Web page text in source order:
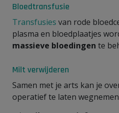
Bloedtransfusie
Transfusies van rode
plasma en bloedplaatjes
massieve bloedingen te
Milt verwijderen
Samen met je arts kan je
operatief te laten